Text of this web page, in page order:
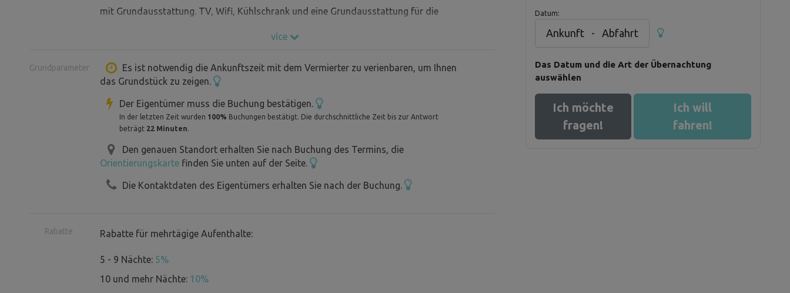
mit Grundausstattung. TV, Wifi, Kühlschrank und eine Grundausstattung für die
Holz für den Kaminofen ist im Winter im Preis inbegriffen, ansonsten gibt es
reichlich Stöcke in der Umgebung, oder wir können gegen eine Gebühr zur Verfügung
stellen.
více
Grundparameter
Es ist notwendig die Ankunftszeit mit dem Vermierter zu verienbaren, um Ihnen
das Grundstück zu zeigen.
Der Eigentümer muss die Buchung bestätigen.
In der letzten Zeit wurden 100% Buchungen bestätigt. Die durchschnittliche Zeit bis zur Antwort
beträgt 22 Minuten.
Den genauen Standort erhalten Sie nach Buchung des Termins, die
Orientierungskarte finden Sie unten auf der Seite.
Die Kontaktdaten des Eigentümers erhalten Sie nach der Buchung.
Rabatte Rabatte für mehrtägige Aufenthalte:
5 - 9 Nächte: 5%
10 und mehr Nächte: 10%
Datum:
Ankunft - Abfahrt
Das Datum und die Art der Übernachtung
auswählen
Ich möchte
fragen!
Ich will
fahren!